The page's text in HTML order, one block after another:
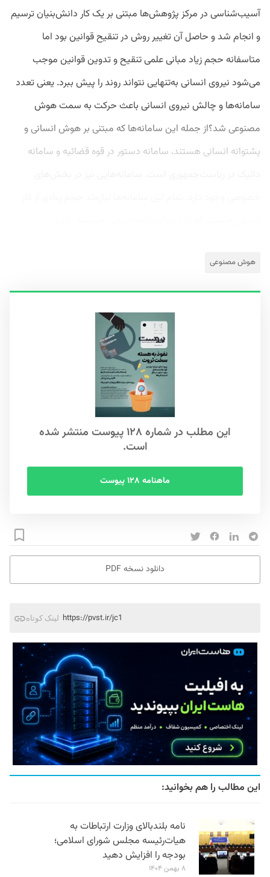
آسیب‌شناسی در مرکز پژوهش‌ها مبتنی بر یک کار دانش‌بنیان ترسیم
و انجام شد و حاصل آن تغییر روش در تنقیح قوانین بود اما
متاسفانه حجم زیاد مبانی علمی تنقیح و تدوین قوانین موجب
می‌شود نیروی انسانی به‌تنهایی نتواند روند را پیش ببرد. یعنی تعدد
سامانه‌ها و چالش نیروی انسانی باعث حرکت به سمت هوش
مصنوعی شد؟از جمله این سامانه‌ها که مبتنی بر هوش انسانی و
پشتوانه انسانی هستند، سامانه دستور در قوه قضائیه و سامانه
هوش مصنوعی
این مطلب در شماره ۱۲۸ پیوست منتشر شده
است.
ماهنامه ۱۲۸ پیوست
دانلود نسخه PDF
لینک کوتاه https://pvst.ir/jc1
این مطالب را هم بخوانید:
نامه بلندبالای وزارت ارتباطات به
هیات‌رئیسه مجلس شورای اسلامی؛
بودجه را افزایش دهید
۸ بهمن ۱۴۰۴